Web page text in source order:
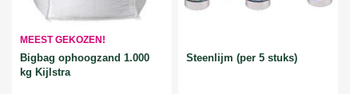
MEEST GEKOZEN!
Bigbag ophoogzand 1.000
kg Kijlstra
Steenlijm (per 5 stuks)